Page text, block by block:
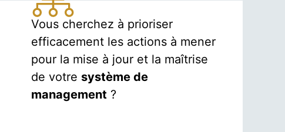
Vous cherchez à prioriser
efficacement les actions à mener
pour la mise à jour et la maîtrise
de votre système de
management ?